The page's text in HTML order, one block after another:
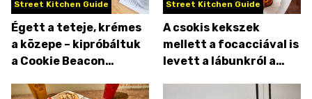
Street Kitchen Guide
Égett a teteje, krémes
a közepe – kipróbáltuk
a Cookie Beacon
Street Kitchen Guide
A csokis kekszek
mellett a focacciával is
levett a lábunkról a